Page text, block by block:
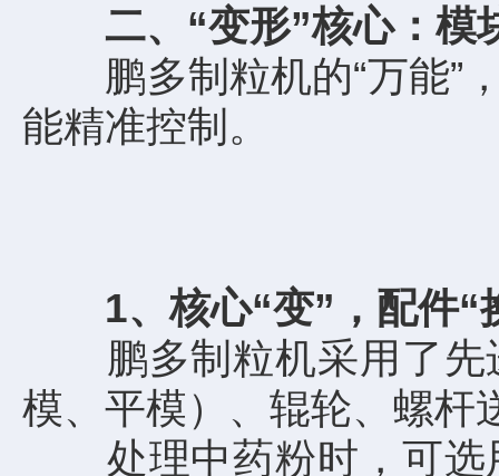
二、“变形”核心：模
鹏多制粒机的“万能”，
能精准控制。
1、核心“变”，配件“
鹏多制粒机采用了先
模、平模）、辊轮、螺杆
处理中药粉时，可选